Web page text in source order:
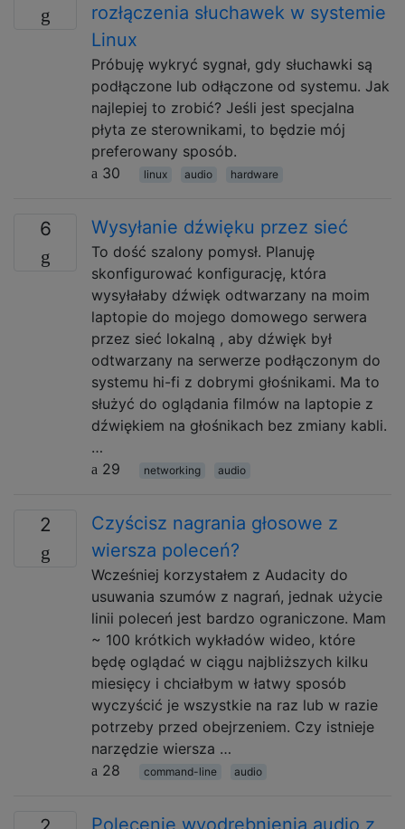
rozłączenia słuchawek w systemie
Linux
Próbuję wykryć sygnał, gdy słuchawki są
podłączone lub odłączone od systemu. Jak
najlepiej to zrobić? Jeśli jest specjalna
płyta ze sterownikami, to będzie mój
preferowany sposób.
30
linux audio hardware
6 Wysyłanie dźwięku przez sieć
To dość szalony pomysł. Planuję
skonfigurować konfigurację, która
wysyłałaby dźwięk odtwarzany na moim
laptopie do mojego domowego serwera
przez sieć lokalną , aby dźwięk był
odtwarzany na serwerze podłączonym do
systemu hi-fi z dobrymi głośnikami. Ma to
służyć do oglądania filmów na laptopie z
dźwiękiem na głośnikach bez zmiany kabli.
…
29
networking audio
2
Czyścisz nagrania głosowe z
wiersza poleceń?
Wcześniej korzystałem z Audacity do
usuwania szumów z nagrań, jednak użycie
linii poleceń jest bardzo ograniczone. Mam
~ 100 krótkich wykładów wideo, które
będę oglądać w ciągu najbliższych kilku
miesięcy i chciałbym w łatwy sposób
wyczyścić je wszystkie na raz lub w razie
potrzeby przed obejrzeniem. Czy istnieje
narzędzie wiersza …
28
command-line audio
Polecenie wyodrębnienia audio z